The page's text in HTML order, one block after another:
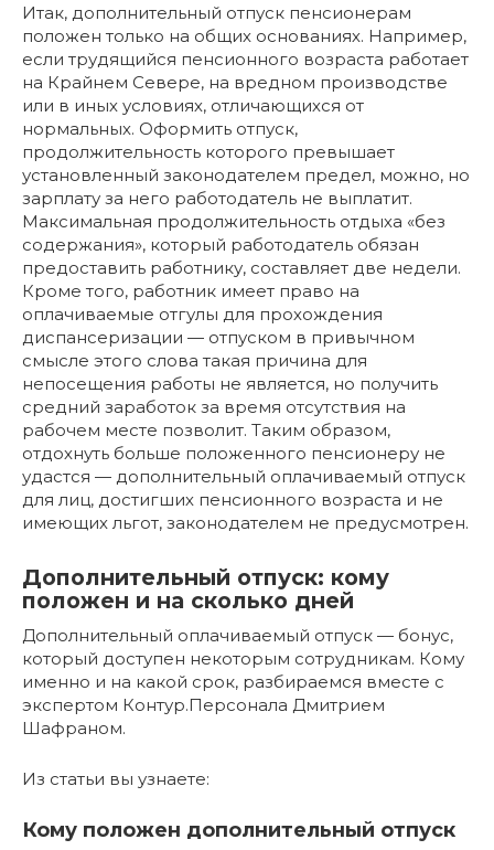
Итак, дополнительный отпуск пенсионерам
положен только на общих основаниях. Например,
если трудящийся пенсионного возраста работает
на Крайнем Севере, на вредном производстве
или в иных условиях, отличающихся от
нормальных. Оформить отпуск,
продолжительность которого превышает
установленный законодателем предел, можно, но
зарплату за него работодатель не выплатит.
Максимальная продолжительность отдыха «без
содержания», который работодатель обязан
предоставить работнику, составляет две недели.
Кроме того, работник имеет право на
оплачиваемые отгулы для прохождения
диспансеризации — отпуском в привычном
смысле этого слова такая причина для
непосещения работы не является, но получить
средний заработок за время отсутствия на
рабочем месте позволит. Таким образом,
отдохнуть больше положенного пенсионеру не
удастся — дополнительный оплачиваемый отпуск
для лиц, достигших пенсионного возраста и не
имеющих льгот, законодателем не предусмотрен.
Дополнительный отпуск: кому
положен и на сколько дней
Дополнительный оплачиваемый отпуск — бонус,
который доступен некоторым сотрудникам. Кому
именно и на какой срок, разбираемся вместе с
экспертом Контур.Персонала Дмитрием
Шафраном.
Из статьи вы узнаете:
Кому положен дополнительный отпуск